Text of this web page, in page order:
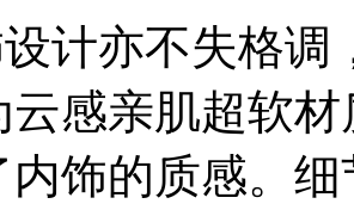
亦不失格调
感亲肌超软
内饰的质感。